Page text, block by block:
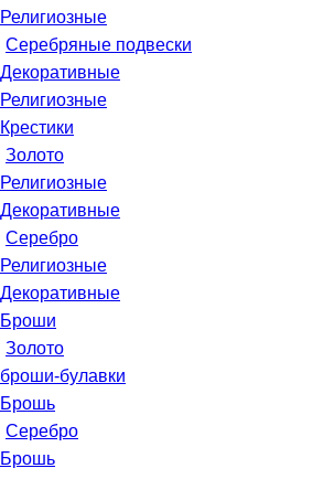
Религиозные
Серебряные подвески
Декоративные
Религиозные
Крестики
Золото
Религиозные
Декоративные
Серебро
Религиозные
Декоративные
Броши
Золото
броши-булавки
Брошь
Серебро
Брошь